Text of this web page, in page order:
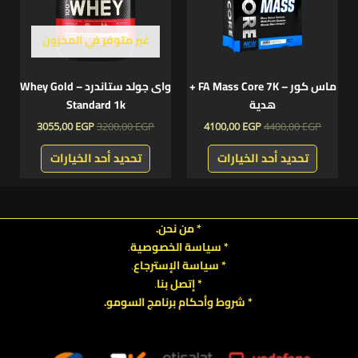
ماس كور – FA Mass Core 7K +
هدية
4400,00EGP
4100,00EGP
تحديد أحد الخيارات
الخيارات
صفحة
المنتج
غير متوفر في المخزون
واى جولد ستاندرد – Whey Gold
Standard 1k
3200,00EGP
3055,00EGP
تحديد أحد الخيارات
يمكن
صفحة
المنتج
* من نحن.
* سياسة الخصوصية.
*سياسةالإسترجاع.
* إتصل بنا.
* شروط وأحكام برنامج السومو.